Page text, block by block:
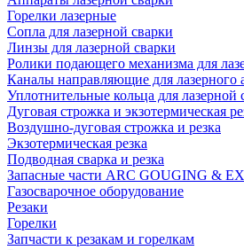
Горелки лазерные
Сопла для лазерной сварки
Линзы для лазерной сварки
Ролики подающего механизма для
Каналы направляющие для лазерного
Уплотнительные кольца для лазерной
Дуговая строжка и экзотермическая
Воздушно-дуговая строжка и резка
Экзотермическая резка
Подводная сварка и резка
Запасные части ARC GOUGING &
Газосварочное оборудование
Резаки
Горелки
Запчасти к резакам и горелкам